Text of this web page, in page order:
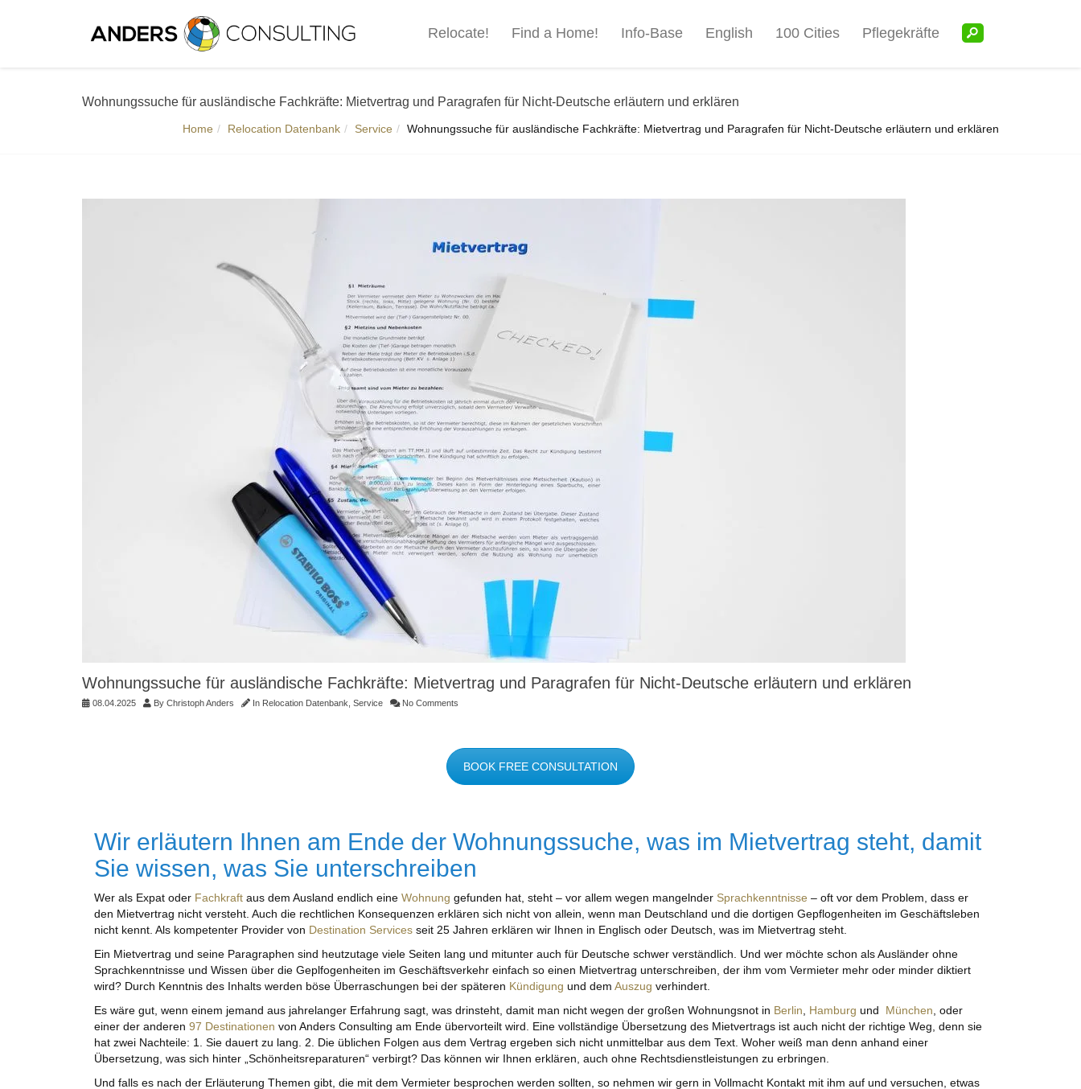
Relocate! Find a Home! Info-Base English 100 Cities Pflegekräfte
Wohnungssuche für ausländische Fachkräfte: Mietvertrag und Paragrafen für Nicht-Deutsche erläutern und erklären
Home Relocation Datenbank Service Wohnungssuche für ausländische Fachkräfte: Mietvertrag und Paragrafen für Nicht-Deutsche erläutern und erklären
Wohnungssuche für ausländische Fachkräfte: Mietvertrag und Paragrafen für Nicht-Deutsche erläutern und erklären
08.04.2025 By Christoph Anders In Relocation Datenbank Service No Comments
BOOK FREE CONSULTATION
Wir erläutern Ihnen am Ende der Wohnungssuche, was im Mietvertrag steht, damit
Sie wissen, was Sie unterschreiben
Wer als Expat oder Fachkraft aus dem Ausland endlich eine Wohnung gefunden hat, steht – vor allem wegen mangelnder Sprachkenntnisse – oft vor dem Problem, dass er
den Mietvertrag nicht versteht. Auch die rechtlichen Konsequenzen erklären sich nicht von allein, wenn man Deutschland und die dortigen Gepflogenheiten im Geschäftsleben
nicht kennt. Als kompetenter Provider von Destination Services seit 25 Jahren erklären wir Ihnen in Englisch oder Deutsch, was im Mietvertrag steht.
Ein Mietvertrag und seine Paragraphen sind heutzutage viele Seiten lang und mitunter auch für Deutsche schwer verständlich. Und wer möchte schon als Ausländer ohne
Sprachkenntnisse und Wissen über die Geplfogenheiten im Geschäftsverkehr einfach so einen Mietvertrag unterschreiben, der ihm vom Vermieter mehr oder minder diktiert
wird? Durch Kenntnis des Inhalts werden böse Überraschungen bei der späteren Kündigung und dem Auszug verhindert.
Es wäre gut, wenn einem jemand aus jahrelanger Erfahrung sagt, was drinsteht, damit man nicht wegen der großen Wohnungsnot in Berlin Hamburg und München , oder
einer der anderen 97 Destinationen von Anders Consulting am Ende übervorteilt wird. Eine vollständige Übersetzung des Mietvertrags ist auch nicht der richtige Weg, denn sie
hat zwei Nachteile: 1. Sie dauert zu lang. 2. Die üblichen Folgen aus dem Vertrag ergeben sich nicht unmittelbar aus dem Text. Woher weiß man denn anhand einer
Übersetzung, was sich hinter „Schönheitsreparaturen“ verbirgt? Das können wir Ihnen erklären, auch ohne Rechtsdienstleistungen zu erbringen.
Und falls es nach der Erläuterung Themen gibt, die mit dem Vermieter besprochen werden sollten, so nehmen wir gern in Vollmacht Kontakt mit ihm auf und versuchen, etwas